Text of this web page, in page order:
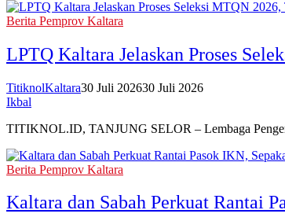
Berita Pemprov Kaltara
LPTQ Kaltara Jelaskan Proses
TitiknolKaltara30 Juli 202630 Juli 2026
Ikbal
TITIKNOL.ID, TANJUNG SELOR – Lembaga
Berita Pemprov Kaltara
Kaltara dan Sabah Perkuat Rantai